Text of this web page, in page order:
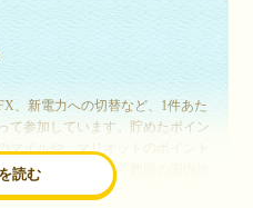
読む
、新電力への切替など、1件あた
て参加しています。貯めたポイン
とで、ほぼ無料で年数回の国内旅
ッピーは陸マイラーや旅行好きに